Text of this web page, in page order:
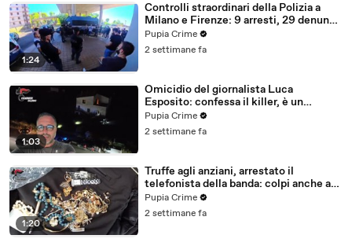
1:24
Controlli straordinari della Polizia a
Milano e Firenze: 9 arresti, 29 denunce
e oltre 7mila persone identificate
(25.07.26)
Pupia Crime
2 settimane fa
1:03
Omicidio del giornalista Luca
Esposito: confessa il killer, è un
26enne tunisino (25.07.26)
Pupia Crime
2 settimane fa
1:20
Truffe agli anziani, arrestato il
telefonista della banda: colpi anche ad
Aversa, oltre 300mila euro il bottino
stimato (24.07.26)
Pupia Crime
2 settimane fa